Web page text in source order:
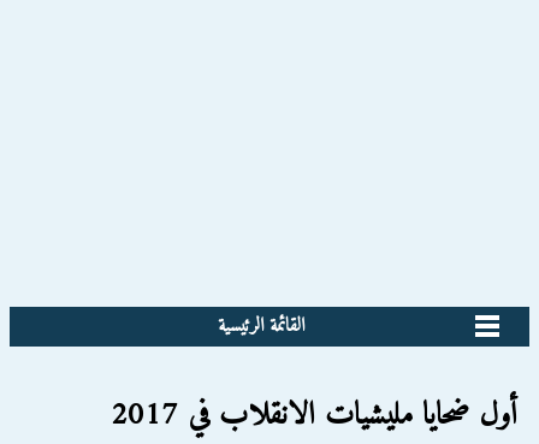
القائمة الرئيسية
أول ضحايا مليشيات الانقلاب في 2017